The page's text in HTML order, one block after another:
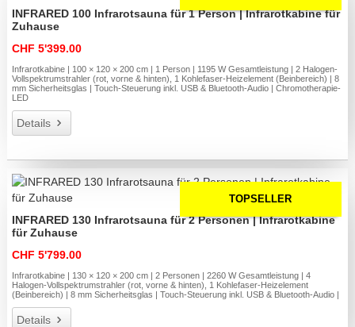
INFRARED 100 Infrarotsauna für 1 Person | Infrarotkabine für
Zuhause
CHF 5'399.00
Infrarotkabine | 100 × 120 × 200 cm | 1 Person | 1195 W Gesamtleistung | 2 Halogen-
Vollspektrumstrahler (rot, vorne & hinten), 1 Kohlefaser-Heizelement (Beinbereich) | 8
mm Sicherheitsglas | Touch-Steuerung inkl. USB & Bluetooth-Audio | Chromotherapie-
LED
Details
TOPSELLER
INFRARED 130 Infrarotsauna für 2 Personen | Infrarotkabine
für Zuhause
CHF 5'799.00
Infrarotkabine | 130 × 120 × 200 cm | 2 Personen | 2260 W Gesamtleistung | 4
Halogen-Vollspektrumstrahler (rot, vorne & hinten), 1 Kohlefaser-Heizelement
(Beinbereich) | 8 mm Sicherheitsglas | Touch-Steuerung inkl. USB & Bluetooth-Audio |
Details